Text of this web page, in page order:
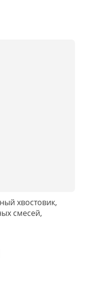
хвостовик,
смесей,